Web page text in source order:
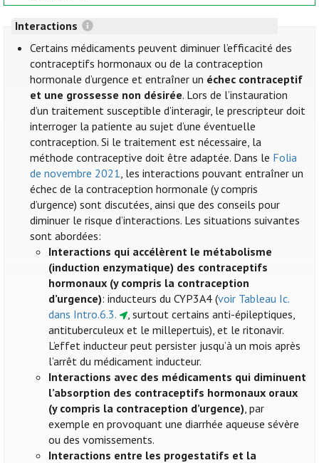
Interactions
Certains médicaments peuvent diminuer l’efficacité des
contraceptifs hormonaux ou de la contraception
hormonale d’urgence et entraîner un échec contraceptif
et une grossesse non désirée. Lors de l’instauration
d’un traitement susceptible d’interagir, le prescripteur doit
interroger la patiente au sujet d’une éventuelle
contraception. Si le traitement est nécessaire, la
méthode contraceptive doit être adaptée. Dans le Folia
de novembre 2021, les interactions pouvant entraîner un
échec de la contraception hormonale (y compris
d’urgence) sont discutées, ainsi que des conseils pour
diminuer le risque d’interactions. Les situations suivantes
sont abordées:
Interactions qui accélèrent le métabolisme
(induction enzymatique) des contraceptifs
hormonaux (y compris la contraception
d’urgence): inducteurs du CYP3A4 (voir Tableau Ic.
dans Intro.6.3.
, surtout certains anti-épileptiques,
antituberculeux et le millepertuis), et le ritonavir.
L’effet inducteur peut persister jusqu’à un mois après
l’arrêt du médicament inducteur.
Interactions avec des médicaments qui diminuent
l’absorption des contraceptifs hormonaux oraux
(y compris la contraception d’urgence), par
exemple en provoquant une diarrhée aqueuse sévère
ou des vomissements.
Interactions entre les progestatifs et la